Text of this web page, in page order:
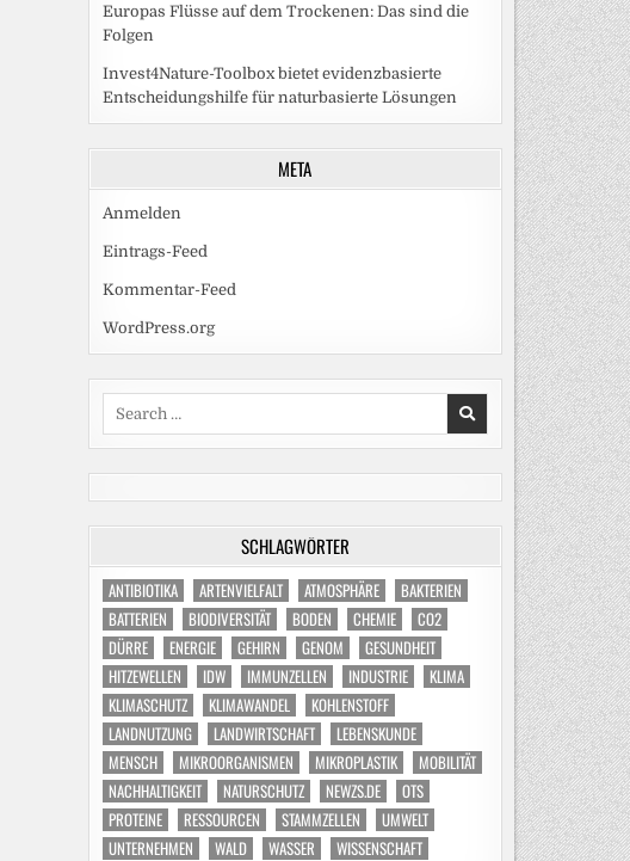
Europas Flüsse auf dem Trockenen: Das sind die
Folgen
Invest4Nature-Toolbox bietet evidenzbasierte
Entscheidungshilfe für naturbasierte Lösungen
META
Anmelden
Eintrags-Feed
Kommentar-Feed
WordPress.org
SCHLAGWÖRTER
ANTIBIOTIKA ARTENVIELFALT ATMOSPHÄRE
BAKTERIEN
BATTERIEN
BIODIVERSITÄT BODEN CHEMIE
CO2
DÜRRE
ENERGIE GEHIRN GENOM
GESUNDHEIT
HITZEWELLEN
IDW IMMUNZELLEN INDUSTRIE
KLIMA
KLIMASCHUTZ
KLIMAWANDEL
KOHLENSTOFF
LANDNUTZUNG
LANDWIRTSCHAFT
LEBENSKUNDE
MENSCH
MIKROORGANISMEN MIKROPLASTIK
MOBILITÄT
NACHHALTIGKEIT
NATURSCHUTZ NEWZS.DE
OTS
PROTEINE
RESSOURCEN STAMMZELLEN
UMWELT
UNTERNEHMEN
WALD WASSER
WISSENSCHAFT